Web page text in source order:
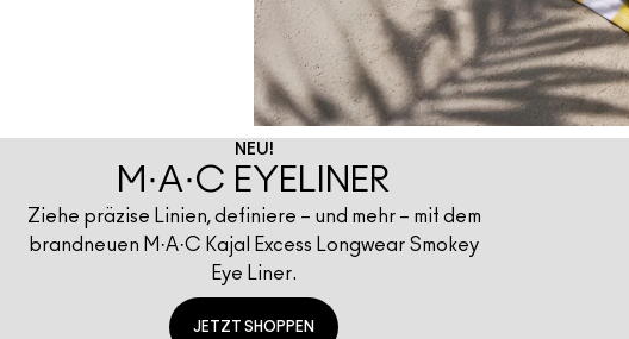
NEU!
M·A·C EYELINER
Ziehe präzise Linien, definiere – und mehr – mit dem
brandneuen M·A·C Kajal Excess Longwear Smokey
Eye Liner.
JETZT SHOPPEN